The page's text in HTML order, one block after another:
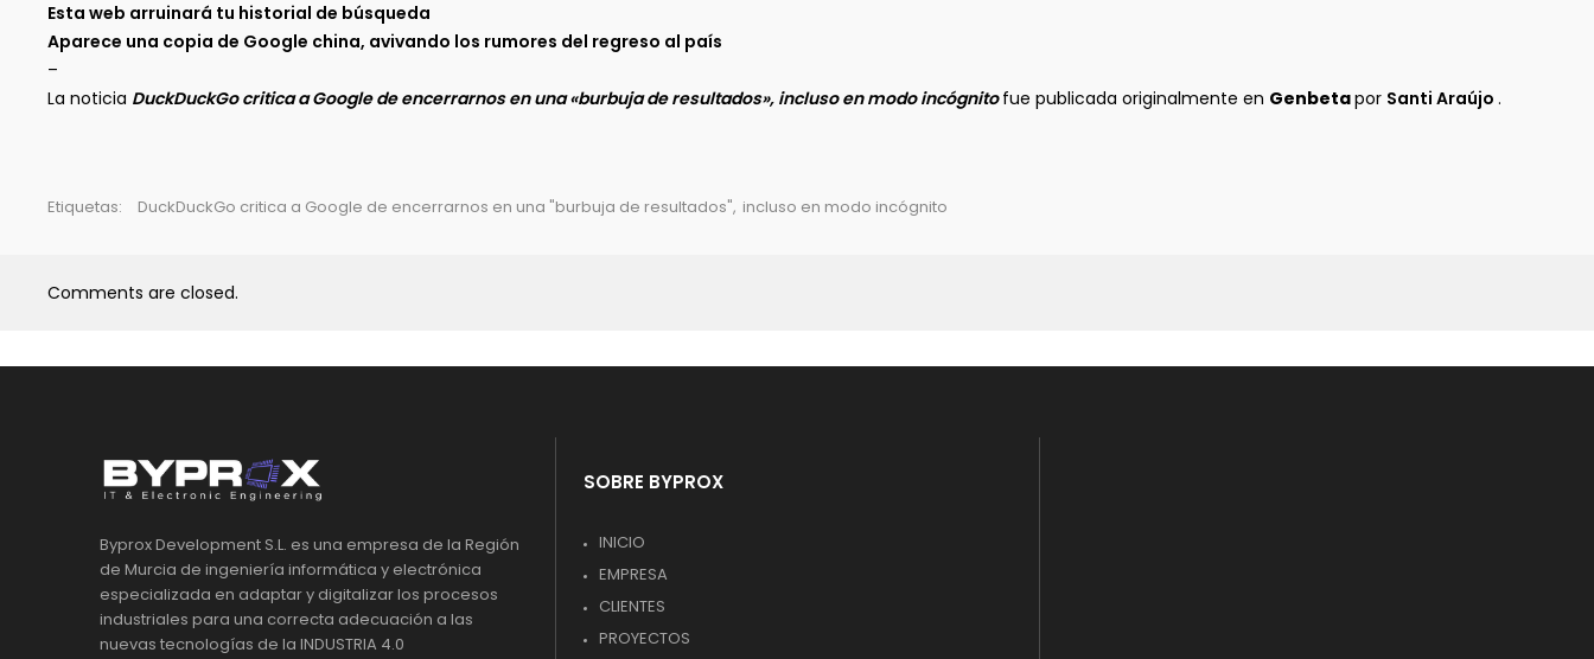
Esta web arruinará tu historial de búsqueda
Aparece una copia de Google china, avivando los rumores del regreso al país
–
La noticia DuckDuckGo critica a Google de encerrarnos en una «burbuja de resultados», incluso en modo incógnitofue publicada originalmente en Genbetapor Santi Araújo .
Etiquetas: DuckDuckGo critica a Google de encerrarnos en una "burbuja de resultados", incluso en modo incógnito
Comments are closed.
Byprox Development S.L. es una empresa de la Región
de Murcia de ingeniería informática y electrónica
especializada en adaptar y digitalizar los procesos
industriales para una correcta adecuación a las
nuevas tecnologías de la INDUSTRIA 4.0
SOBRE BYPROX
INICIO
EMPRESA
CLIENTES
PROYECTOS